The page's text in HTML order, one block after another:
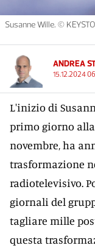
Susanne Wille. ©
ANDREA
15.12.2024
L'inizio di
primo giorno alla
novembre, ha
trasformazione
radiotelevisivo.
giornali del
tagliare mille
questa